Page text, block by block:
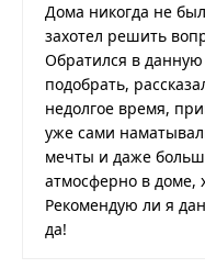
Дома никогда не
захотел решить
Обратился в
подобрать,
недолгое время,
уже сами
мечты и даже
атмосферно в доме,
Рекомендую ли я
да!